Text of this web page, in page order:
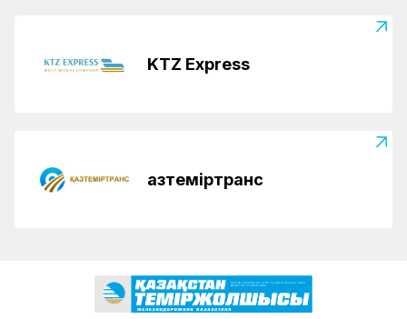
KTZ Express
Қазтеміртранс